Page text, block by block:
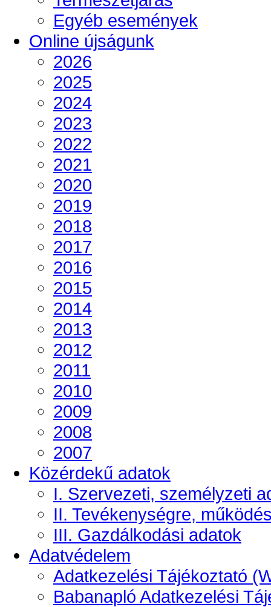
Egyéb események
Online újságunk
2026
2025
2024
2023
2022
2021
2020
2019
2018
2017
2016
2015
2014
2013
2012
2011
2010
2009
2008
2007
Közérdekű adatok
I. Szervezeti, személyzeti
II. Tevékenységre,
III. Gazdálkodási adatok
Adatvédelem
Adatkezelési Tájékoztató
Babanapló Adatkezelési